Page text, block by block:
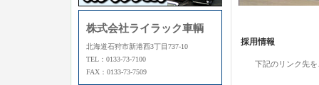
採用情報
下記のリンク先
株式会社ライラック車輌
北海道石狩市新港西3丁目737-10
TEL：0133-73-7100
FAX：0133-73-7509